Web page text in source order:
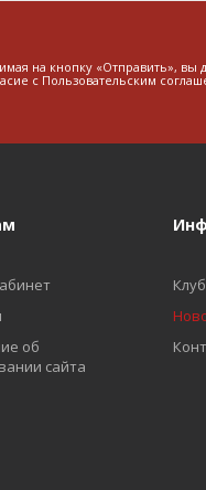
на кнопку «Отправить», вы
с Пользовательским
об
сайта